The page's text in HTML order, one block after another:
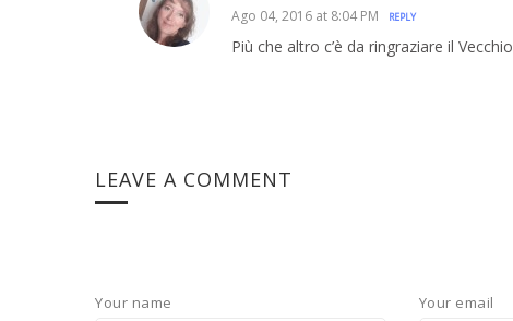
Ago 04, 2016 at 8:04 PM REPLY
Più che altro c’è da ringraziare il Vecchio
LEAVE A COMMENT
Your name Your email